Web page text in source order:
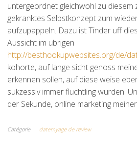
untergeordnet gleichwohl zu diesem
gekranktes Selbstkonzept zum
aufzupappeln. Dazu ist Tinder uff
Aussicht im ubrigen
http://besthookupwebsites.org/de/
kohorte, auf lange sicht genoss
erkennen sollen, auf diese weise
sukzessiv immer fluchtling wurden.
der Sekunde, online marketing
Catégorie datemyage de review